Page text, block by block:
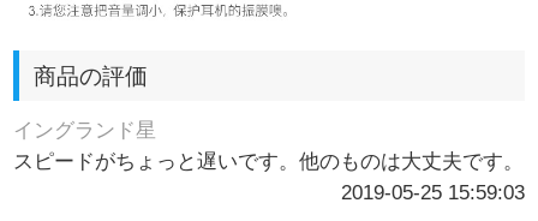
商品の評価
イングランド星
スピードがちょっと遅いです。他のものは大丈夫です。
2019-05-25 15:59:03